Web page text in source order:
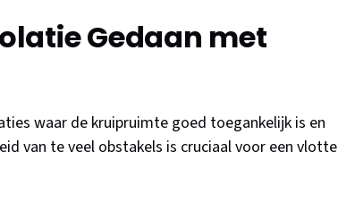
Gedaan met
waar de kruipruimte goed toegankelijk is en
van te veel obstakels is cruciaal voor een vlotte